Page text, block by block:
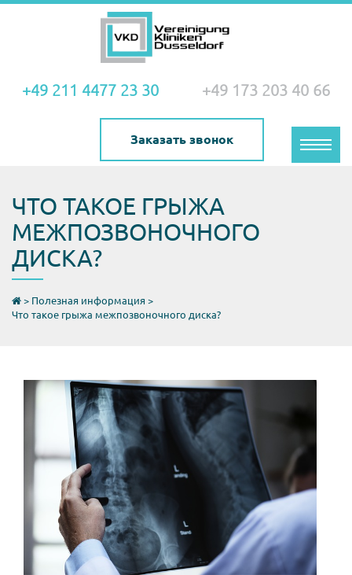
+49 211 4477 23 30 +49 173 203 40 66
Заказать звонок
Toggle
ЧТО ТАКОЕ ГРЫЖА
МЕЖПОЗВОНОЧНОГО
ДИСКА?
> Полезная информация >
Что такое грыжа межпозвоночного диска?